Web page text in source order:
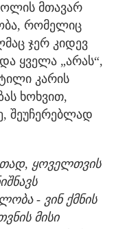
მთავარ
რომელიც
ჯერ კიდევ
ყველა „არას“,
კარის
ხოხვით,
შეუჩერებლად
ყოველთვის
- ვინ ქმნის
მისი